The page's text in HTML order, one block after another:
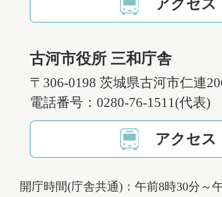
アクセス
古河市役所 三和庁舎
〒306-0198 茨城県古河市仁連
電話番号：0280-76-1511(代表)
アクセス
開庁時間(庁舎共通)：午前8時30分～